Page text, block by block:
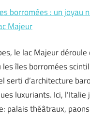
borromées : un joyau
Majeur
le lac Majeur
les îles borromées
serti d’architecture
luxuriants. Ici, l’Italie
palais théâtraux,